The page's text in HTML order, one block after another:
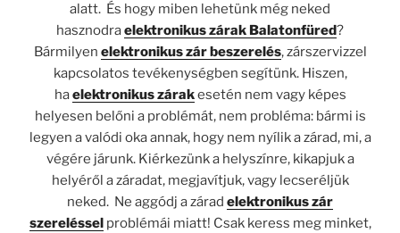
alatt. És hogy miben lehetünk még neked
hasznodraelektronikus zárak Balatonfüred?
Bármilyen elektronikus zár beszerelés, zárszervizzel
kapcsolatos tevékenységben segítünk. Hiszen,
haelektronikus zárakesetén nem vagy képes
helyesen belőni a problémát, nem probléma: bármi is
legyen a valódi oka annak, hogy nem nyílik a zárad, mi, a
végére járunk. Kiérkezünk a helyszínre, kikapjuk a
helyéről a záradat, megjavítjuk, vagy lecseréljük
neked. Ne aggódj a zárad elektronikus zár
szerelésselproblémái miatt! Csak keress meg minket,